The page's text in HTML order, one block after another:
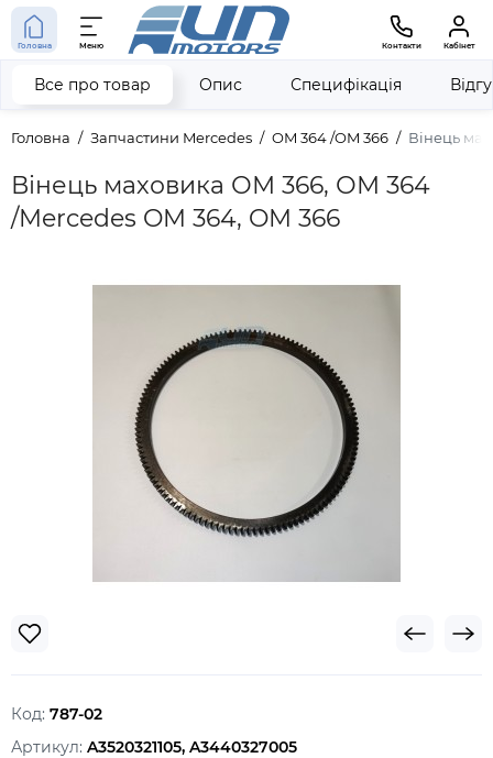
Головна Меню Контакти Кабінет
Головна Запчастини Mercedes OM 364 /OM 366 Вінець
Вінець маховика ОМ 366, ОМ 364
/Mercedes OM 364, OM 366
Все про товар Опис Специфікація
Код: 787-02
Артикул: A3520321105, A3440327005